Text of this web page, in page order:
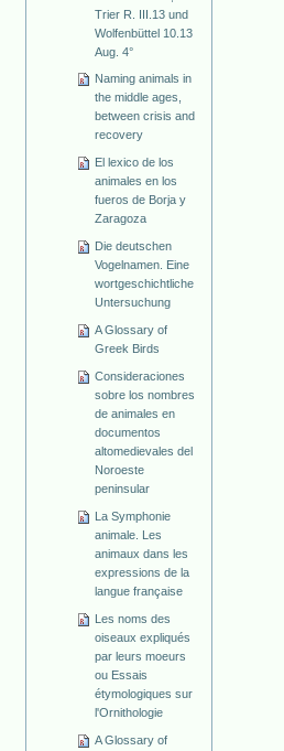
Trier R. III.13 und
Wolfenbüttel 10.13
Aug. 4°
Naming animals in
the middle ages,
between crisis and
recovery
El lexico de los
animales en los
fueros de Borja y
Zaragoza
Die deutschen
Vogelnamen. Eine
wortgeschichtliche
Untersuchung
A Glossary of
Greek Birds
Consideraciones
sobre los nombres
de animales en
documentos
altomedievales del
Noroeste
peninsular
La Symphonie
animale. Les
animaux dans les
expressions de la
langue française
Les noms des
oiseaux expliqués
par leurs moeurs
ou Essais
étymologiques sur
l'Ornithologie
A Glossary of